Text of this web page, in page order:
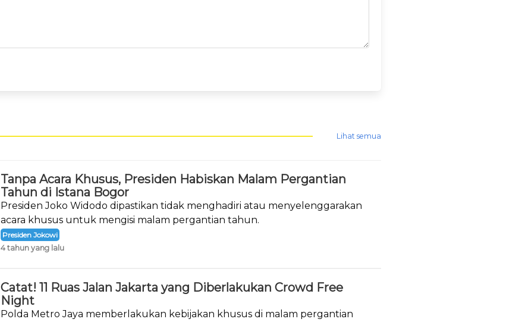
Lihat semua
Tanpa Acara Khusus, Presiden Habiskan Malam Pergantian
Tahun di Istana Bogor
Presiden Joko Widodo dipastikan tidak menghadiri atau menyelenggarakan
acara khusus untuk mengisi malam pergantian tahun.
Presiden Jokowi
4 tahun yang lalu
Catat! 11 Ruas Jalan Jakarta yang Diberlakukan Crowd Free
Night
Polda Metro Jaya memberlakukan kebijakan khusus di malam pergantian